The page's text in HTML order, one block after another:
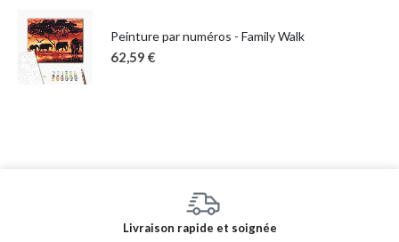
Peinture par numéros - Family Walk
62,59 €
Livraison rapide et soignée